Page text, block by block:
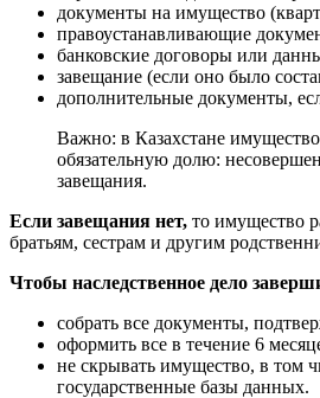
документы на имущество
правоустанавливающие
банковские договоры или
завещание (если оно было
дополнительные документы,
Важно: в Казахстане
обязательную долю:
завещания.
Если завещания нет, то имущество
братьям, сестрам и другим
Чтобы наследственное дело
собрать все документы,
оформить все в течение 6
не скрывать имущество, в том
государственные базы данных.